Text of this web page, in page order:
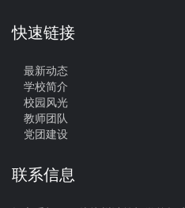
快速链接
最新动态
学校简介
校园风光
教师团队
党团建设
联系信息